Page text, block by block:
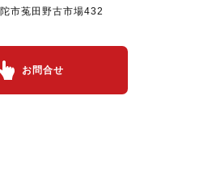
市菟田野古市場432
お問合せ